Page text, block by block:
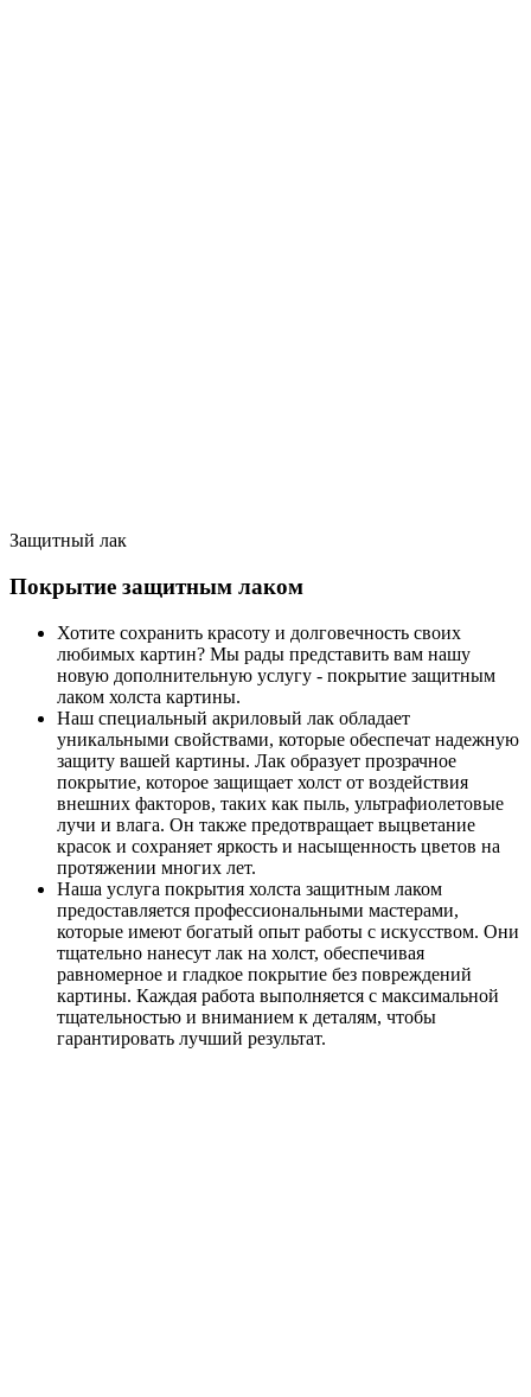
Защитный лак
Покрытие защитным лаком
Хотите сохранить красоту и долговечность своих
любимых картин? Мы рады представить вам нашу
новую дополнительную услугу - покрытие защитным
лаком холста картины.
Наш специальный акриловый лак обладает
уникальными свойствами, которые обеспечат надежную
защиту вашей картины. Лак образует прозрачное
покрытие, которое защищает холст от воздействия
внешних факторов, таких как пыль, ультрафиолетовые
лучи и влага. Он также предотвращает выцветание
красок и сохраняет яркость и насыщенность цветов на
протяжении многих лет.
Наша услуга покрытия холста защитным лаком
предоставляется профессиональными мастерами,
которые имеют богатый опыт работы с искусством. Они
тщательно нанесут лак на холст, обеспечивая
равномерное и гладкое покрытие без повреждений
картины. Каждая работа выполняется с максимальной
тщательностью и вниманием к деталям, чтобы
гарантировать лучший результат.